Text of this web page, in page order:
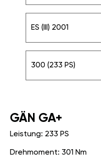
ES (III) 2001
300 (233 PS)
GÄN GA+
Leistung: 233 PS
Drehmoment: 301 Nm